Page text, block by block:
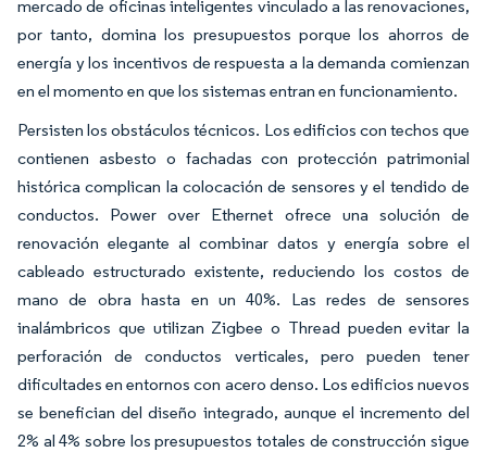
mercado de oficinas inteligentes vinculado a las renovaciones,
por tanto, domina los presupuestos porque los ahorros de
energía y los incentivos de respuesta a la demanda comienzan
en el momento en que los sistemas entran en funcionamiento.
Persisten los obstáculos técnicos. Los edificios con techos que
contienen asbesto o fachadas con protección patrimonial
histórica complican la colocación de sensores y el tendido de
conductos. Power over Ethernet ofrece una solución de
renovación elegante al combinar datos y energía sobre el
cableado estructurado existente, reduciendo los costos de
mano de obra hasta en un 40%. Las redes de sensores
inalámbricos que utilizan Zigbee o Thread pueden evitar la
perforación de conductos verticales, pero pueden tener
dificultades en entornos con acero denso. Los edificios nuevos
se benefician del diseño integrado, aunque el incremento del
2% al 4% sobre los presupuestos totales de construcción sigue